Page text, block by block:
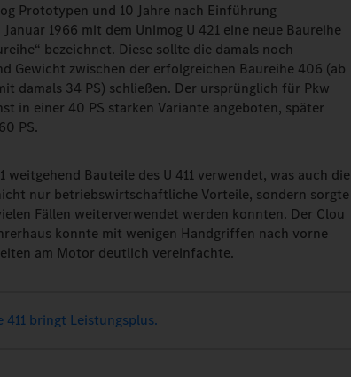
Prototypen und 10 Jahre nach Einführung
1966 mit dem Unimog U 421 eine neue Baureihe
bezeichnet. Diese sollte die damals noch
Gewicht zwischen der erfolgreichen Baureihe 406 (ab
damals 34 PS) schließen. Der ursprünglich für Pkw
in einer 40 PS starken Variante angeboten, später
PS.
Bauteile des U 411 verwendet, was auch die
nur betriebswirtschaftliche Vorteile, sondern sorgte
Fällen weiterverwendet werden konnten. Der Clou
konnte mit wenigen Handgriffen nach vorne
am Motor deutlich vereinfachte.
411 bringt Leistungsplus.